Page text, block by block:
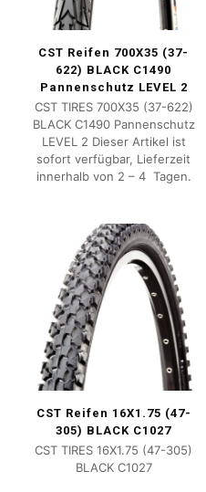
CST Reifen 700X35 (37-
622) BLACK C1490
Pannenschutz LEVEL 2
CST TIRES 700X35 (37-622)
BLACK C1490 Pannenschutz
LEVEL 2 Dieser Artikel ist
sofort verfügbar, Lieferzeit
innerhalb von 2 – 4 Tagen.
CST Reifen 16X1.75 (47-
305) BLACK C1027
CST TIRES 16X1.75 (47-305)
BLACK C1027